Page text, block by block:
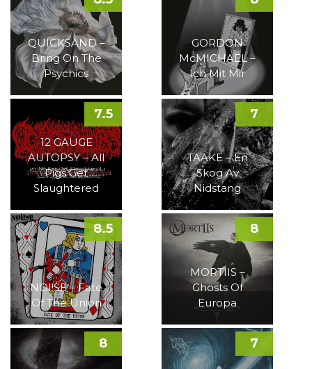
QUICKSAND –
Bring On The
Psychics
GORDON
McMICHAEL –
Ich Mit Mir
12 GAUGE
AUTOPSY – All
Pigs Get
Slaughtered
7.5
TAAKE – En
Skog Av
Nidstang
7
NOI!SE – Fate
Of The Union
8.5
MORTIIS –
Ghosts Of
Europa
8
8 7